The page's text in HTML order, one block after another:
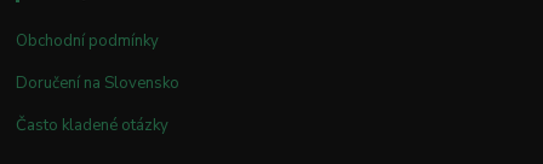
Obchodní podmínky
Doručení na Slovensko
Často kladené otázky